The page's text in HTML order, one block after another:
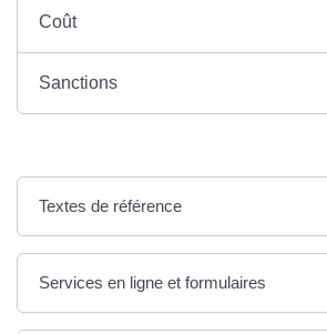
Coût
Sanctions
Textes de référence
Services en ligne et formulaires